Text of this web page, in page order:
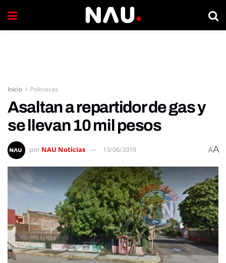
Inicio Policiacas
Asaltan a repartidor de gas y
se llevan 10 mil pesos
por NAU Noticias 13/06/2019 AA